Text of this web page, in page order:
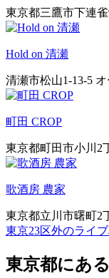
東京都三鷹市下連雀
Hold on 清瀬
清瀬市松山1-13-5
町田 CROP
東京都町田市小川2
歌酒房 農家
東京都立川市曙町2
東京23区外のライ
東京都にあ